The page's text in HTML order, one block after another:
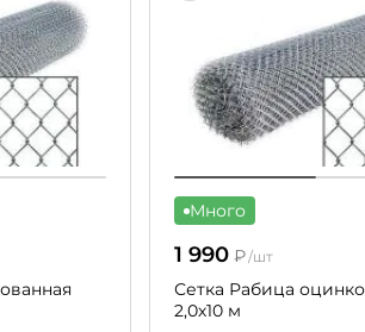
Много
1 990₽/шт
Сетка Рабица
2,0х10 м